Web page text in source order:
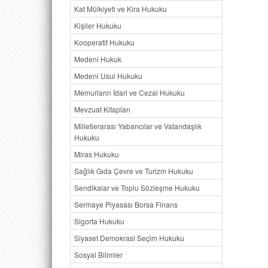
Kat Mülkiyeti ve Kira Hukuku
Kişiler Hukuku
Kooperatif Hukuku
Medeni Hukuk
Medeni Usul Hukuku
Memurların İdari ve Cezai Hukuku
Mevzuat Kitapları
Milletlerarası Yabancılar ve Vatandaşlık
Hukuku
Miras Hukuku
Sağlık Gıda Çevre ve Turizm Hukuku
Sendikalar ve Toplu Sözleşme Hukuku
Sermaye Piyasası Borsa Finans
Sigorta Hukuku
Siyaset Demokrasi Seçim Hukuku
Sosyal Bilimler